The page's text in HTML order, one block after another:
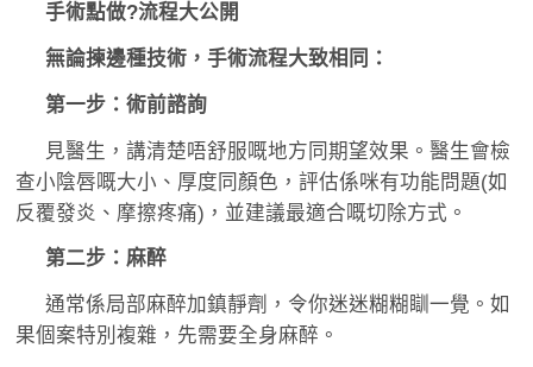
手術點做?流程大公開
無論揀邊種技術，手術流程大致相同：
第一步：術前諮詢
見醫生，講清楚唔舒服嘅地方同期望效果。醫生會檢
查小陰唇嘅大小、厚度同顏色，評估係咪有功能問題(如
反覆發炎、摩擦疼痛)，並建議最適合嘅切除方式。
第二步：麻醉
通常係局部麻醉加鎮靜劑，令你迷迷糊糊瞓一覺。如
果個案特別複雜，先需要全身麻醉。